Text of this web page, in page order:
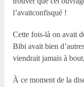
l’avaitconfisqué !
Cette fois-là on avait
Bibi avait bien
viendrait jamais à
À ce moment de la